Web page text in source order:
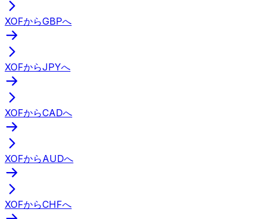
XOFからGBPへ
XOFからJPYへ
XOFからCADへ
XOFからAUDへ
XOFからCHFへ